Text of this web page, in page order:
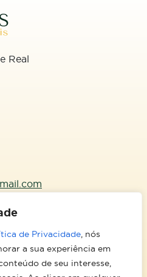
de Privacidade , nós
a sua experiência em
de seu interesse,
SÃO JOSÉ
José
Real